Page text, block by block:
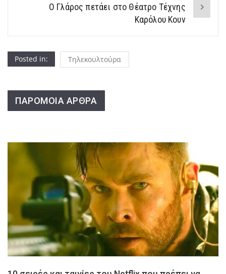
Ο Γλάρος πετάει στο Θέατρο Τέχνης
Καρόλου Κουν
Posted in: Τηλεκουλτούρα
ΠΑΡΟΜΟΙΑ ΑΡΘΡΑ